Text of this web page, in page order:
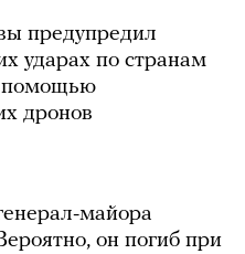
предупредил
ударах по странам
помощью
дронов
майора
он погиб при